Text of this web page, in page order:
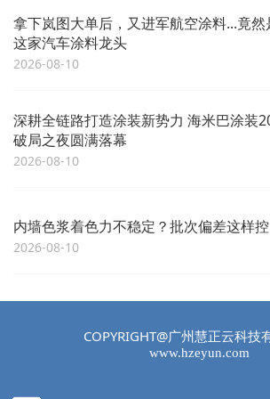
拿下岚图大单后，又进军航空涂料...竟然
这家汽车涂料龙头
2026-08-10
深耕全链路打造涂装新势力 海米巴涂装
破局之夜圆满落幕
2026-08-10
内墙色浆着色力不稳定？批次偏差这样控
2026-08-10
COPYRIGHT@广州慧正云科技
www.hzeyun.com